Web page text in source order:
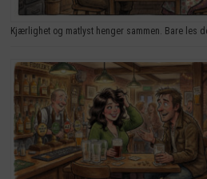
Kjærlighet og matlyst henger sammen. Bare les